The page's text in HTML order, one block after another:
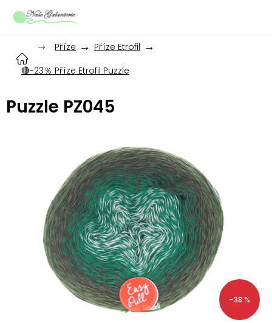
Příze
Příze Etrofil
🔴-23％ Příze Etrofil Puzzle
Puzzle PZ045
–38 %